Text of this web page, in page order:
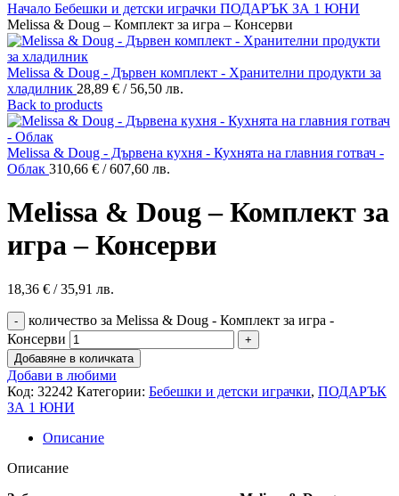
Начало Бебешки и детски играчки ПОДАРЪК ЗА 1 ЮНИ
Melissa & Doug – Комплект за игра – Консерви
Melissa & Doug - Дървен комплект - Хранителни продукти за
хладилник 28,89 € / 56,50 лв.
Back to products
Melissa & Doug - Дървена кухня - Кухнята на главния готвач -
Облак 310,66 € / 607,60 лв.
Melissa & Doug – Комплект за
игра – Консерви
18,36 € / 35,91 лв.
количество за Melissa & Doug - Комплект за игра -
Консерви
Добавяне в количката
Добави в любими
Код: 32242 Категории: Бебешки и детски играчки, ПОДАРЪК
ЗА 1 ЮНИ
Описание
Описание